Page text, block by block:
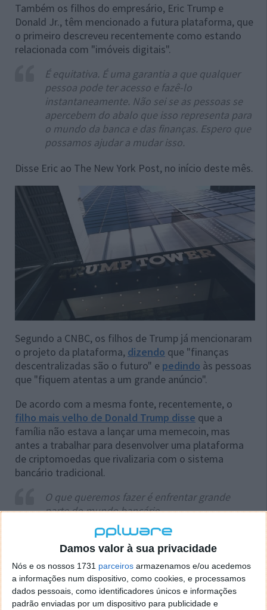
Damos valor à sua privacidade
Nós e os nossos 1731 parceiros armazenamos e/ou acedemos
a informações num dispositivo, como cookies, e processamos
dados pessoais, como identificadores únicos e informações
padrão enviadas por um dispositivo para publicidade e
Também os filhos do empresário, Eric Trump e
Donald Jr., têm mencionado a futura plataforma, que
o primeiro descreveu recentemente como estando
relacionada com "imóveis digitais".
É equitativa. É uma garantia a que qualquer
pessoa pode ter acesso e fazê-lo
instantaneamente. Não sei se as pessoas se
apercebem do abalo que isso representa para
o mundo da banca e das finanças. Espero que
possamos ajudar a mudar isso.
Disse Eric ao The New York Post, no início deste mês.
Segundo a CNBC, os filhos de Trump já mencionaram
o projeto da plataforma, dizendo que "finanças
descentralizadas são o futuro" e pedindo às pessoas
que "fiquem atentas a um grande anúncio".
De acordo com a mesma fonte, recentemente, o
filho mais velho de Donald Trump disse que a
família não estava a lançar uma memecoin, mas
antes a trabalhar para desenvolver uma plataforma
de criptomoedas que rivalizaria com o sistema
bancário tradicional.
O que queremos fazer é enfrentar grande
parte do mundo bancário.
Acho que tem havido muita desigualdade em
que apenas certas pessoas podem obter
financiamento [...] então essa noção de
finanças descentralizadas é obviamente muito
atraente para tipos como eu que foram
debanked.